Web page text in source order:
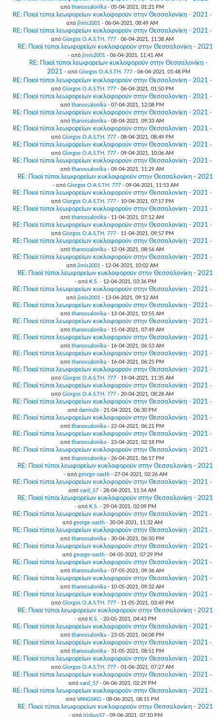
από thanossalonika - 05-04-2021, 01:21 PM
RE: Ποιοί τύποι λεωφορείων κυκλοφορούν στην Θεσσαλονίκη - 2021 -
από jimis2001 - 06-04-2021, 08:49 AM
RE: Ποιοί τύποι λεωφορείων κυκλοφορούν στην Θεσσαλονίκη - 2021 -
από Giorgos O.A.S.TH. 777- 06-04-2021, 11:38 AM
RE: Ποιοί τύποι λεωφορείων κυκλοφορούν στην Θεσσαλονίκη - 2021
- από jimis2001 - 06-04-2021, 11:41 AM
RE: Ποιοί τύποι λεωφορείων κυκλοφορούν στην Θεσσαλονίκη -
2021 - από Giorgos O.A.S.TH. 777- 06-04-2021, 01:48 PM
RE: Ποιοί τύποι λεωφορείων κυκλοφορούν στην Θεσσαλονίκη - 2021 -
από Giorgos O.A.S.TH. 777- 06-04-2021, 01:50 PM
RE: Ποιοί τύποι λεωφορείων κυκλοφορούν στην Θεσσαλονίκη - 2021 -
από thanossalonika - 07-04-2021, 12:08 PM
RE: Ποιοί τύποι λεωφορείων κυκλοφορούν στην Θεσσαλονίκη - 2021 -
από thanossalonika - 08-04-2021, 09:33 AM
RE: Ποιοί τύποι λεωφορείων κυκλοφορούν στην Θεσσαλονίκη - 2021 -
από Giorgos O.A.S.TH. 777- 08-04-2021, 08:49 PM
RE: Ποιοί τύποι λεωφορείων κυκλοφορούν στην Θεσσαλονίκη - 2021 -
από Giorgos O.A.S.TH. 777- 09-04-2021, 10:06 AM
RE: Ποιοί τύποι λεωφορείων κυκλοφορούν στην Θεσσαλονίκη - 2021 -
από thanossalonika - 09-04-2021, 11:29 AM
RE: Ποιοί τύποι λεωφορείων κυκλοφορούν στην Θεσσαλονίκη - 2021
- από Giorgos O.A.S.TH. 777- 09-04-2021, 11:53 AM
RE: Ποιοί τύποι λεωφορείων κυκλοφορούν στην Θεσσαλονίκη - 2021 -
από Giorgos O.A.S.TH. 777- 10-04-2021, 07:17 PM
RE: Ποιοί τύποι λεωφορείων κυκλοφορούν στην Θεσσαλονίκη - 2021 -
από thanossalonika - 11-04-2021, 07:12 AM
RE: Ποιοί τύποι λεωφορείων κυκλοφορούν στην Θεσσαλονίκη - 2021 -
από Giorgos O.A.S.TH. 777- 11-04-2021, 09:57 PM
RE: Ποιοί τύποι λεωφορείων κυκλοφορούν στην Θεσσαλονίκη - 2021 -
από thanossalonika - 12-04-2021, 08:56 AM
RE: Ποιοί τύποι λεωφορείων κυκλοφορούν στην Θεσσαλονίκη - 2021 -
από jimis2001 - 12-04-2021, 10:02 AM
RE: Ποιοί τύποι λεωφορείων κυκλοφορούν στην Θεσσαλονίκη - 2021
- από K.S. - 12-04-2021, 03:36 PM
RE: Ποιοί τύποι λεωφορείων κυκλοφορούν στην Θεσσαλονίκη - 2021 -
από jimis2001 - 13-04-2021, 09:12 AM
RE: Ποιοί τύποι λεωφορείων κυκλοφορούν στην Θεσσαλονίκη - 2021 -
από thanossalonika - 13-04-2021, 10:55 AM
RE: Ποιοί τύποι λεωφορείων κυκλοφορούν στην Θεσσαλονίκη - 2021 -
από thanossalonika - 15-04-2021, 07:49 AM
RE: Ποιοί τύποι λεωφορείων κυκλοφορούν στην Θεσσαλονίκη - 2021 -
από thanossalonika - 16-04-2021, 06:53 AM
RE: Ποιοί τύποι λεωφορείων κυκλοφορούν στην Θεσσαλονίκη - 2021 -
από thanossalonika - 16-04-2021, 06:25 PM
RE: Ποιοί τύποι λεωφορείων κυκλοφορούν στην Θεσσαλονίκη - 2021 -
από Giorgos O.A.S.TH. 777- 19-04-2021, 11:35 AM
RE: Ποιοί τύποι λεωφορείων κυκλοφορούν στην Θεσσαλονίκη - 2021 -
από Giorgos O.A.S.TH. 777- 20-04-2021, 08:28 AM
RE: Ποιοί τύποι λεωφορείων κυκλοφορούν στην Θεσσαλονίκη - 2021 -
από damin26 - 21-04-2021, 06:30 PM
RE: Ποιοί τύποι λεωφορείων κυκλοφορούν στην Θεσσαλονίκη - 2021 -
από thanossalonika - 22-04-2021, 06:21 PM
RE: Ποιοί τύποι λεωφορείων κυκλοφορούν στην Θεσσαλονίκη - 2021 -
από thanossalonika - 23-04-2021, 02:18 PM
RE: Ποιοί τύποι λεωφορείων κυκλοφορούν στην Θεσσαλονίκη - 2021 -
από thanossalonika - 26-04-2021, 06:17 PM
RE: Ποιοί τύποι λεωφορείων κυκλοφορούν στην Θεσσαλονίκη - 2021
- από george-oasth- 27-04-2021, 02:26 AM
RE: Ποιοί τύποι λεωφορείων κυκλοφορούν στην Θεσσαλονίκη - 2021 -
από vard_57- 28-04-2021, 11:54 AM
RE: Ποιοί τύποι λεωφορείων κυκλοφορούν στην Θεσσαλονίκη - 2021
- από K.S. - 29-04-2021, 02:09 PM
RE: Ποιοί τύποι λεωφορείων κυκλοφορούν στην Θεσσαλονίκη - 2021 -
από george-oasth- 30-04-2021, 11:32 AM
RE: Ποιοί τύποι λεωφορείων κυκλοφορούν στην Θεσσαλονίκη - 2021 -
από thanossalonika - 30-04-2021, 06:50 PM
RE: Ποιοί τύποι λεωφορείων κυκλοφορούν στην Θεσσαλονίκη - 2021 -
από george-oasth- 04-05-2021, 07:29 PM
RE: Ποιοί τύποι λεωφορείων κυκλοφορούν στην Θεσσαλονίκη - 2021 -
από thanossalonika - 07-05-2021, 09:36 AM
RE: Ποιοί τύποι λεωφορείων κυκλοφορούν στην Θεσσαλονίκη - 2021 -
από thanossalonika - 10-05-2021, 09:32 AM
RE: Ποιοί τύποι λεωφορείων κυκλοφορούν στην Θεσσαλονίκη - 2021 -
από Giorgos O.A.S.TH. 777- 11-05-2021, 03:49 PM
RE: Ποιοί τύποι λεωφορείων κυκλοφορούν στην Θεσσαλονίκη - 2021
- από K.S. - 20-05-2021, 04:43 PM
RE: Ποιοί τύποι λεωφορείων κυκλοφορούν στην Θεσσαλονίκη - 2021 -
από thanossalonika - 23-05-2021, 04:08 PM
RE: Ποιοί τύποι λεωφορείων κυκλοφορούν στην Θεσσαλονίκη - 2021 -
από thanossalonika - 31-05-2021, 08:51 PM
RE: Ποιοί τύποι λεωφορείων κυκλοφορούν στην Θεσσαλονίκη - 2021 -
από Giorgos O.A.S.TH. 777- 01-06-2021, 07:27 AM
RE: Ποιοί τύποι λεωφορείων κυκλοφορούν στην Θεσσαλονίκη - 2021 -
από vard_57- 06-06-2021, 02:29 PM
RE: Ποιοί τύποι λεωφορείων κυκλοφορούν στην Θεσσαλονίκη - 2021 -
από VANGSKG- 08-06-2021, 08:15 PM
RE: Ποιοί τύποι λεωφορείων κυκλοφορούν στην Θεσσαλονίκη - 2021
- από irisbus57- 09-06-2021, 07:10 PM